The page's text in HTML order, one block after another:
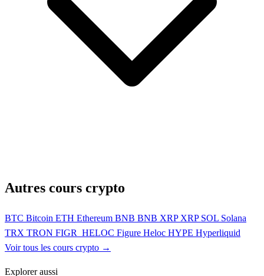
Autres cours crypto
BTC Bitcoin ETH Ethereum BNB BNB XRP XRP SOL Solana
TRX TRON FIGR_HELOC Figure Heloc HYPE Hyperliquid
Voir tous les cours crypto →
Explorer aussi